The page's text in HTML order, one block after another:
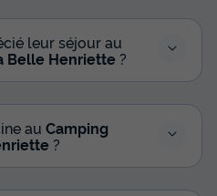
leur séjour au
Belle Henriette ?
au Camping
?